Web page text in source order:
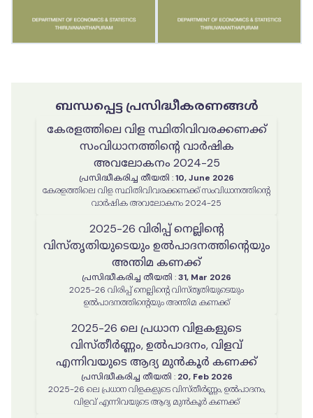
ബന്ധപ്പെട്ട പ്രസിദ്ധീകരണങ്ങൾ
കേരളത്തിലെ വിള സ്ഥിതിവിവരക്കണക്ക്
സംവിധാനത്തിൻ്റെ വാർഷിക
അവലോകനം 2024-25
പ്രസിദ്ധീകരിച്ച തീയതി :10, June 2026
കേരളത്തിലെ വിള സ്ഥിതിവിവരക്കണക്ക് സംവിധാനത്തിൻ്റെ
വാർഷിക അവലോകനം 2024-25
2025-26 വിരിപ്പ് നെല്ലിന്റെ
വിസ്തൃതിയുടെയും ഉൽപാദനത്തിന്റെയും
അന്തിമ കണക്ക്
പ്രസിദ്ധീകരിച്ച തീയതി :31, Mar 2026
2025-26 വിരിപ്പ് നെല്ലിന്റെ വിസ്തൃതിയുടെയും
ഉൽപാദനത്തിന്റെയും അന്തിമ കണക്ക്
2025-26 ലെ പ്രധാന വിളകളുടെ
വിസ്തീർണ്ണം, ഉൽപാദനം, വിളവ്
എന്നിവയുടെ ആദ്യ മുൻകൂർ കണക്ക്
പ്രസിദ്ധീകരിച്ച തീയതി : 20, Feb 2026
2025-26 ലെ പ്രധാന വിളകളുടെ വിസ്തീർണ്ണം, ഉൽപാദനം,
വിളവ് എന്നിവയുടെ ആദ്യ മുൻകൂർ കണക്ക്